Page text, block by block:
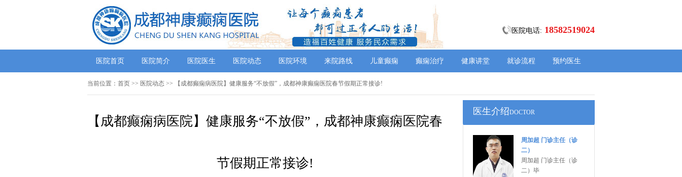
医院电话: 18582519024
医院首页 医院简介 医院医生 医院动态 医院环境 来院路线 儿童癫痫 癫痫治疗 健康讲堂 就诊流程 预约医生
当前位置： 首页 >> 医院动态 >> 【成都癫痫病医院】健康服务“不放假”，成都神康癫痫医院春节假期正常接诊!
【成都癫痫病医院】健康服务“不放假”，成都神康癫痫医院春
节假期正常接诊!
医生介绍DOCTOR
周加超 门诊主任（诊
二）
周加超 门诊主任（诊
二）毕